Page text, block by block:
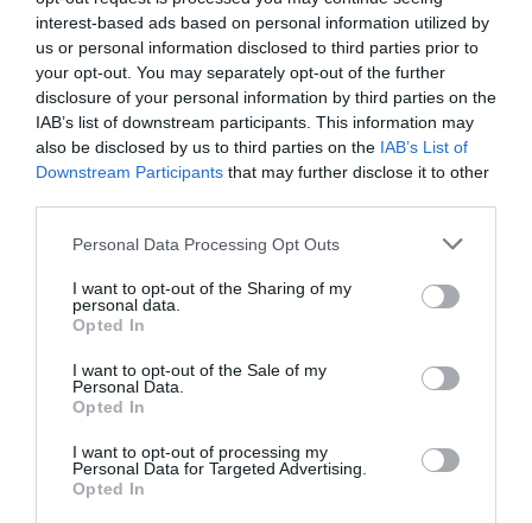
interest-based ads based on personal information utilized by
us or personal information disclosed to third parties prior to
your opt-out. You may separately opt-out of the further
disclosure of your personal information by third parties on the
IAB’s list of downstream participants. This information may
also be disclosed by us to third parties on the IAB’s List of
Downstream Participants that may further disclose it to other
Personal Data Processing Opt Outs
I want to opt-out of the Sharing of my
personal data.
Opted In
I want to opt-out of the Sale of my
Personal Data.
Opted In
I want to opt-out of processing my
Personal Data for Targeted Advertising.
Opted In
«Ελευθερία» (Γεωργούλη 26, Καλαμάτα)
Παρασκευή 15/5, 7.30 μ.μ.
ΕΞΟΡΜΗΣΕΙΣ
Εξόρμηση στο Μαίναλο και στο γραφικό Βαλτεσινίκο
με Ορειβατικό Σύλλογο Καλαμάτας. Πληροφορίες και
-«Ο Ευκλής» στην 13η Ανθοκομική Έκθεση:
του και μπαζάρ βιβλίου
-Δράση για τη χαρά & τη δύναμη της ανάγνωσης στην
εκπαίδευση στη Βιβλιοθήκη του Γυμνασίου
Κυπαρισσίας
Παρασκευή 15/5, 7.00 μ.μ.